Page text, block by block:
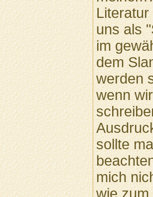
Literatur
uns als
im
dem
werden
wenn
sollte
mich
wie